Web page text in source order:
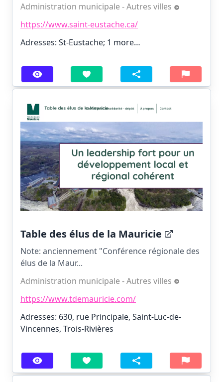
Administration municipale - Autres villes
https://www.saint-eustache.ca/
Adresses: St-Eustache; 1 more…
Table des élus de la Mauricie
Note: anciennement "Conférence régionale des
élus de la Maur...
Administration municipale - Autres villes
https://www.tdemauricie.com/
Adresses: 630, rue Principale, Saint-Luc-de-
Vincennes, Trois-Rivières